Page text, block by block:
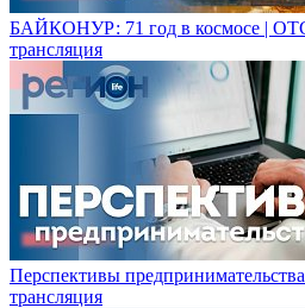
БАЙКОНУР: 71 год в космосе |
трансляция
Перспективы
трансляция